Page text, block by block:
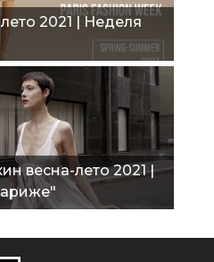
2021 | Неделя
весна-лето 2021 |